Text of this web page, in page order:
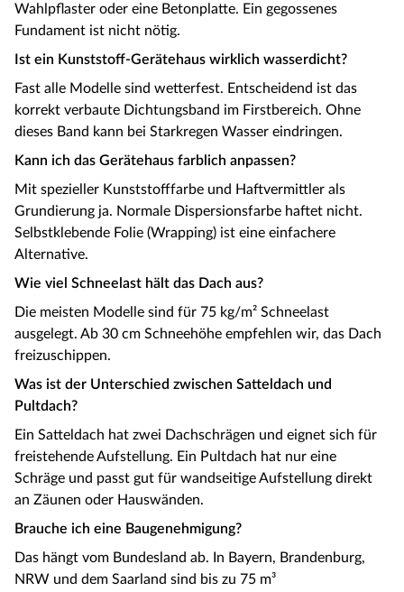
Wahlpflaster oder eine Betonplatte. Ein gegossenes
Fundament ist nicht nötig.
Ist ein Kunststoff-Gerätehaus wirklich wasserdicht?
Fast alle Modelle sind wetterfest. Entscheidend ist das
korrekt verbaute Dichtungsband im Firstbereich. Ohne
dieses Band kann bei Starkregen Wasser eindringen.
Kann ich das Gerätehaus farblich anpassen?
Mit spezieller Kunststofffarbe und Haftvermittler als
Grundierung ja. Normale Dispersionsfarbe haftet nicht.
Selbstklebende Folie (Wrapping) ist eine einfachere
Alternative.
Wie viel Schneelast hält das Dach aus?
Die meisten Modelle sind für 75 kg/m² Schneelast
ausgelegt. Ab 30 cm Schneehöhe empfehlen wir, das Dach
freizuschippen.
Was ist der Unterschied zwischen Satteldach und
Pultdach?
Ein Satteldach hat zwei Dachschrägen und eignet sich für
freistehende Aufstellung. Ein Pultdach hat nur eine
Schräge und passt gut für wandseitige Aufstellung direkt
an Zäunen oder Hauswänden.
Brauche ich eine Baugenehmigung?
Das hängt vom Bundesland ab. In Bayern, Brandenburg,
NRW und dem Saarland sind bis zu 75 m³